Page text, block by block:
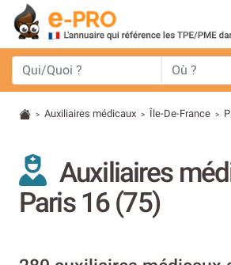
> Auxiliaires médicaux > Île-De-France >
Auxiliaires
Paris 16 (75)